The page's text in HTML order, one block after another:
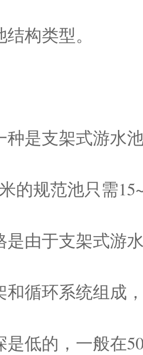
构类型。
种是支架式游水
的规范池只需
是由于支架式游
和循环系统组成
是低的，一般在